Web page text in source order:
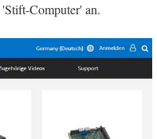
Computer' an.